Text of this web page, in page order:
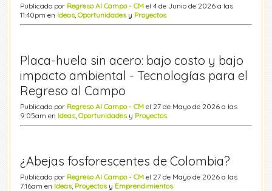
Publicado por Regreso Al Campo - CM el 4 de Junio de 2026 a las
11:40pm en Ideas, Oportunidadesy Proyectos
Placa-huela sin acero: bajo costo y bajo
impacto ambiental - Tecnologías para el
Regreso al Campo
Publicado por Regreso Al Campo - CM el 27 de Mayo de 2026 a las
9:05am en Ideas, Oportunidadesy Proyectos
¿Abejas fosforescentes de Colombia?
Publicado por Regreso Al Campo - CM el 27 de Mayo de 2026 a las
7:16am en Ideas, Proyectosy Emprendimientos